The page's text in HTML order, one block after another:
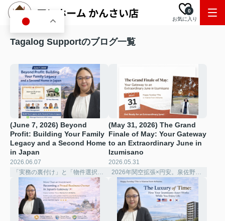
お気に入り
0
Tagalog Supportのブログ一覧
(June 7, 2026) Beyond
Profit: Building Your Family
Legacy and a Second Home
in Japan
2026.06.07
(May 31, 2026) The Grand
Finale of May: Your Gateway
to an Extraordinary June in
Izumisano
2026.05.31